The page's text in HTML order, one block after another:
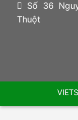
Số 36
Thuột